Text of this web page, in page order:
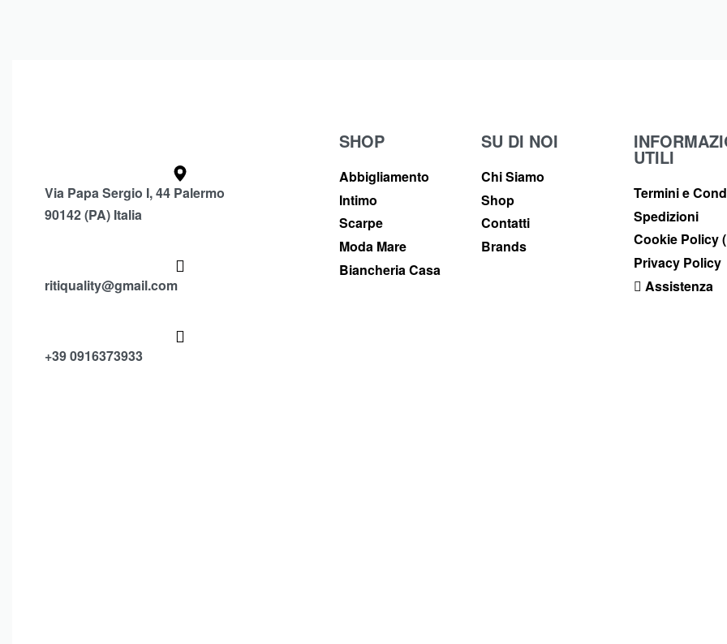
Via Papa Sergio I, 44 Palermo
90142 (PA) Italia
ritiquality@gmail.com
+39 0916373933
SHOP
Abbigliamento
Intimo
Scarpe
Moda Mare
Biancheria Casa
SU DI NOI
Chi Siamo
Shop
Contatti
Brands
UTILI
Termini e
Spedizioni
Cookie Policy
Privacy Policy
Assistenza